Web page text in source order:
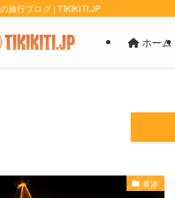
旅行ブログ | TIKIKITI.JP
ホーム
香港